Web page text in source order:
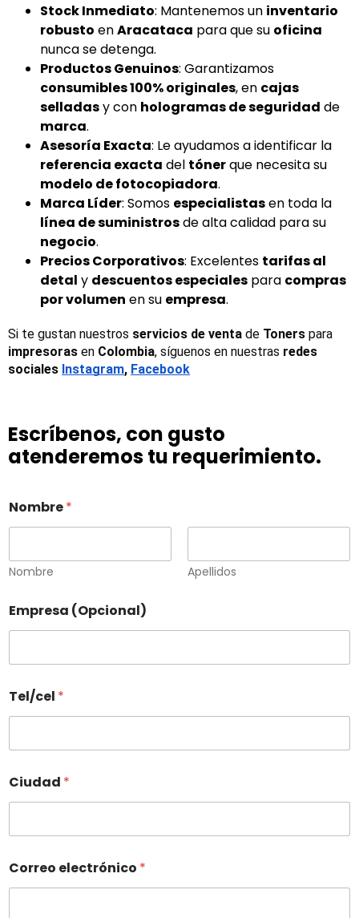
Stock Inmediato: Mantenemos un inventario
robusto enAracataca para que su oficina
nunca se detenga.
Productos Genuinos: Garantizamos
consumibles 100% originales, en cajas
selladasy con hologramas de seguridad de
marca.
Asesoría Exacta: Le ayudamos a identificar la
referencia exacta del tónerque necesita su
modelo de fotocopiadora.
Marca Líder: Somos especialistasen toda la
línea de suministrosde alta calidad para su
negocio.
Precios Corporativos: Excelentes tarifas al
detal y descuentos especiales para compras
por volumen en su empresa.
Si te gustan nuestros servicios de venta de Toners
impresoras en Colombia, síguenos en nuestras redes
sociales Instagram, Facebook
Escríbenos, con gusto
atenderemos tu requerimiento.
Nombre*
Nombre Apellidos
Empresa (Opcional)
Tel/cel *
Ciudad *
Correo electrónico *